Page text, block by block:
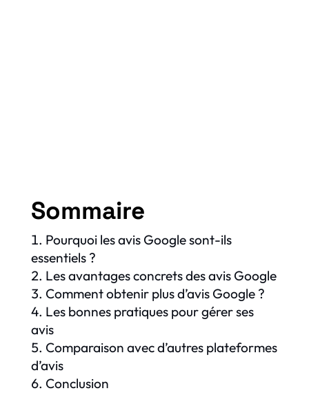
Sommaire
Pourquoi les avis Google sont-ils
essentiels ?
Les avantages concrets des avis Google
Comment obtenir plus d’avis Google ?
Les bonnes pratiques pour gérer ses
avis
Comparaison avec d’autres plateformes
d’avis
Conclusion